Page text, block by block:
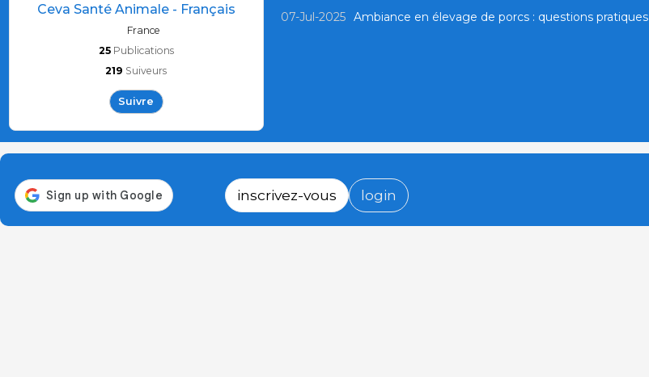
Ceva Santé Animale - Français
France
25 Publications
219 Suiveurs
Suivre
07-Jul-2025 Ambiance en élevage de porcs : questions pratiques
inscrivez-vous login